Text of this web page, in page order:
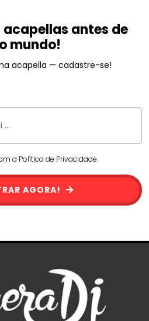
acapellas antes de
mundo!
acapella — cadastre-se!
a Política de Privacidade.
AGORA!